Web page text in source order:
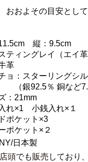
おおよその目安とし
縦：9.5cm
ティングレイ（エイ革
革
ョ：スターリングシ
％ 銅など7.5
：21mm
れ×1 小銭入れ×１
ポケット×3
ポケット×２
日本製
頭でも販売しており